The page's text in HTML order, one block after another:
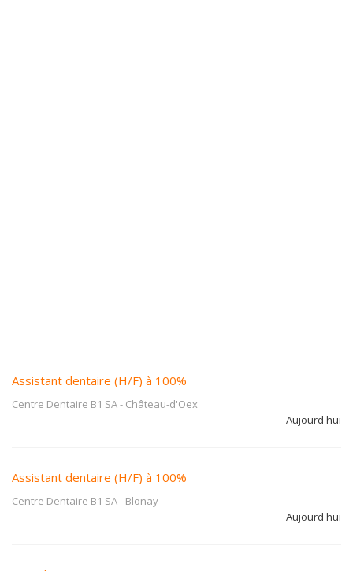
Assistant dentaire (H/F) à 100%
Centre Dentaire B1 SA- Château-d'Oex
Aujourd'hui
Assistant dentaire (H/F) à 100%
Centre Dentaire B1 SA- Blonay
Aujourd'hui